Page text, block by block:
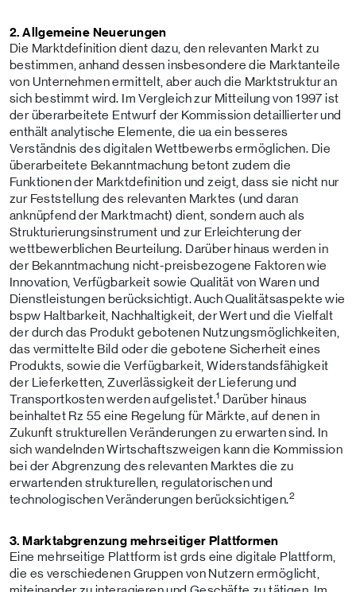
2. Allgemeine Neuerungen
Die Marktdefinition dient dazu, den relevanten Markt zu
bestimmen, anhand dessen insbesondere die Marktanteile
von Unternehmen ermittelt, aber auch die Marktstruktur an
sich bestimmt wird. Im Vergleich zur Mitteilung von 1997 ist
der überarbeitete Entwurf der Kommission detaillierter und
enthält analytische Elemente, die ua ein besseres
Verständnis des digitalen Wettbewerbs ermöglichen. Die
überarbeitete Bekanntmachung betont zudem die
Funktionen der Marktdefinition und zeigt, dass sie nicht nur
zur Feststellung des relevanten Marktes (und daran
anknüpfend der Marktmacht) dient, sondern auch als
Strukturierungsinstrument und zur Erleichterung der
wettbewerblichen Beurteilung. Darüber hinaus werden in
der Bekanntmachung nicht-preisbezogene Faktoren wie
Innovation, Verfügbarkeit sowie Qualität von Waren und
Dienstleistungen berücksichtigt. Auch Qualitätsaspekte wie
bspw Haltbarkeit, Nachhaltigkeit, der Wert und die Vielfalt
der durch das Produkt gebotenen Nutzungsmöglichkeiten,
das vermittelte Bild oder die gebotene Sicherheit eines
Produkts, sowie die Verfügbarkeit, Widerstandsfähigkeit
der Lieferketten, Zuverlässigkeit der Lieferung und
Transportkosten werden aufgelistet.1 Darüber hinaus
beinhaltet Rz 55 eine Regelung für Märkte, auf denen in
Zukunft strukturellen Veränderungen zu erwarten sind. In
sich wandelnden Wirtschaftszweigen kann die Kommission
bei der Abgrenzung des relevanten Marktes die zu
erwartenden strukturellen, regulatorischen und
technologischen Veränderungen berücksichtigen.2
3. Marktabgrenzung mehrseitiger Plattformen
Eine mehrseitige Plattform ist grds eine digitale Plattform,
die es verschiedenen Gruppen von Nutzern ermöglicht,